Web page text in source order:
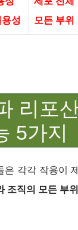
성
모든 부위
리포
5가지
은 각각 작용이
조직의 모든 부위